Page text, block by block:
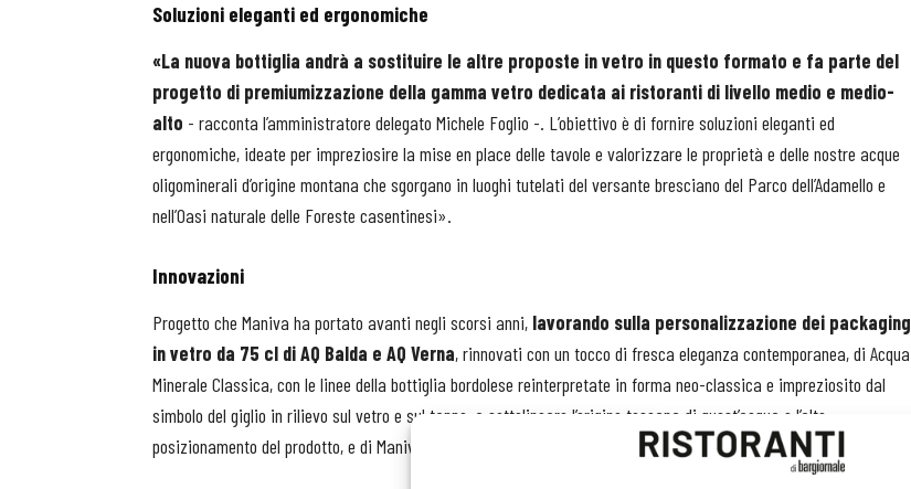
Soluzioni eleganti ed ergonomiche
«La nuova bottiglia andrà a sostituire le altre proposte in vetro in questo formato e fa parte del
progetto di premiumizzazione della gamma vetro dedicata ai ristoranti di livello medio e medio-
alto - racconta l’amministratore delegato Michele Foglio -. L’obiettivo è di fornire soluzioni eleganti ed
ergonomiche, ideate per impreziosire la mise en place delle tavole e valorizzare le proprietà e delle nostre acque
oligominerali d’origine montana che sgorgano in luoghi tutelati del versante bresciano del Parco dell’Adamello e
nell’Oasi naturale delle Foreste casentinesi».
Innovazioni
Progetto che Maniva ha portato avanti negli scorsi anni, lavorando sulla personalizzazione dei packaging
in vetro da 75 cl di AQ Balda e AQ Verna, rinnovati con un tocco di fresca eleganza contemporanea, di Acqua
Minerale Classica, con le linee della bottiglia bordolese reinterpretate in forma neo-classica e impreziosito dal
simbolo del giglio in rilievo sul vetro e sul tappo, a sottolineare l’origine toscana di quest’acqua e l’alto
posizionamento del prodotto, e di Maniva Chef, dalle linee morbide e semplici ispirate all’armonia dell’acqua.